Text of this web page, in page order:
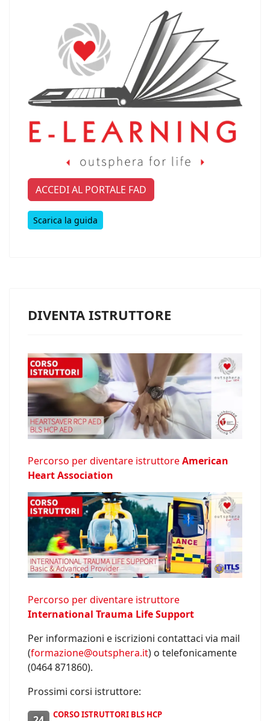
ACCEDI AL PORTALE FAD
Scarica la guida
DIVENTA ISTRUTTORE
Percorso per diventare istruttoreAmerican
Heart Association
Percorso per diventare istruttore
International Trauma Life Support
Per informazioni e iscrizioni contattaci via mail
(formazione@outsphera.it) o telefonicamente
(0464 871860).
Prossimi corsi istruttore:
CORSO ISTRUTTORI BLS HCP